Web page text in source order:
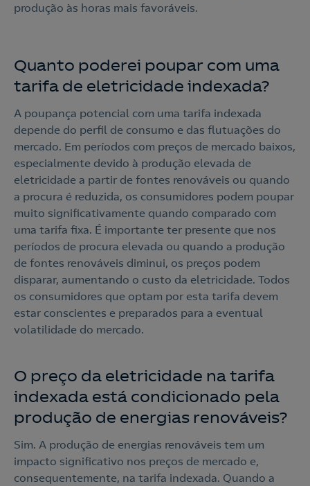
Ao preencher este formulário, entraremos em contacto
consigo para lhe fazer chegar a nossa oferta de
Eletricidade e Gás.
Aceite aPolítica de Privacidade
Nós ligamos!
produção às horas mais favoráveis.
Quanto poderei poupar com uma
tarifa de eletricidade indexada?
A poupança potencial com uma tarifa indexada
depende do perfil de consumo e das flutuações do
mercado. Em períodos com preços de mercado baixos,
especialmente devido à produção elevada de
eletricidade a partir de fontes renováveis ou quando
a procura é reduzida, os consumidores podem poupar
muito significativamente quando comparado com
uma tarifa fixa. É importante ter presente que nos
períodos de procura elevada ou quando a produção
de fontes renováveis diminui, os preços podem
disparar, aumentando o custo da eletricidade. Todos
os consumidores que optam por esta tarifa devem
estar conscientes e preparados para a eventual
volatilidade do mercado.
O preço da eletricidade na tarifa
indexada está condicionado pela
produção de energias renováveis?
Sim. A produção de energias renováveis tem um
impacto significativo nos preços de mercado e,
consequentemente, na tarifa indexada. Quando a